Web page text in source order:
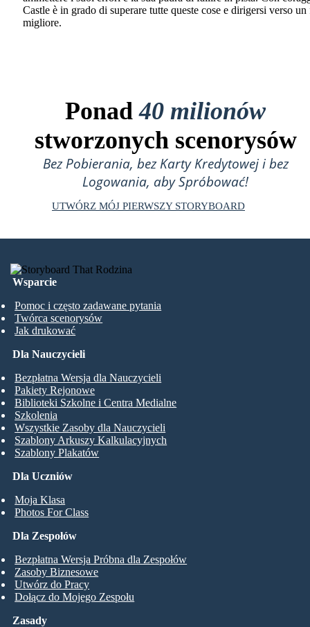
Castle è in grado di superare tutte queste cose e dirigersi verso
migliore.
Ponad40 milionów
stworzonych scenorysów
Bez Pobierania, bez Karty Kredytowej i bez
Logowania, aby Spróbować!
UTWÓRZ MÓJ PIERWSZY STORYBOARD
Wsparcie
Pomoc i często zadawane pytania
Twórca scenorysów
Jak drukować
Dla Uczniów
Moja Klasa
Photos For Class
Dla Nauczycieli
Bezpłatna Wersja dla Nauczycieli
Pakiety Rejonowe
Biblioteki Szkolne i Centra Medialne
Szkolenia
Wszystkie Zasoby dla Nauczycieli
Szablony Arkuszy Kalkulacyjnych
Szablony Plakatów
Dla Zespołów
Bezpłatna Wersja Próbna dla Zespołów
Zasoby Biznesowe
Utwórz do Pracy
Dołącz do Mojego Zespołu
Zasady